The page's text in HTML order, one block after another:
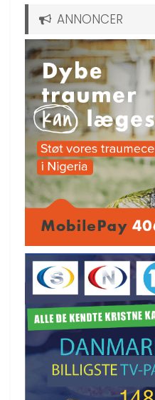
ANNONCER